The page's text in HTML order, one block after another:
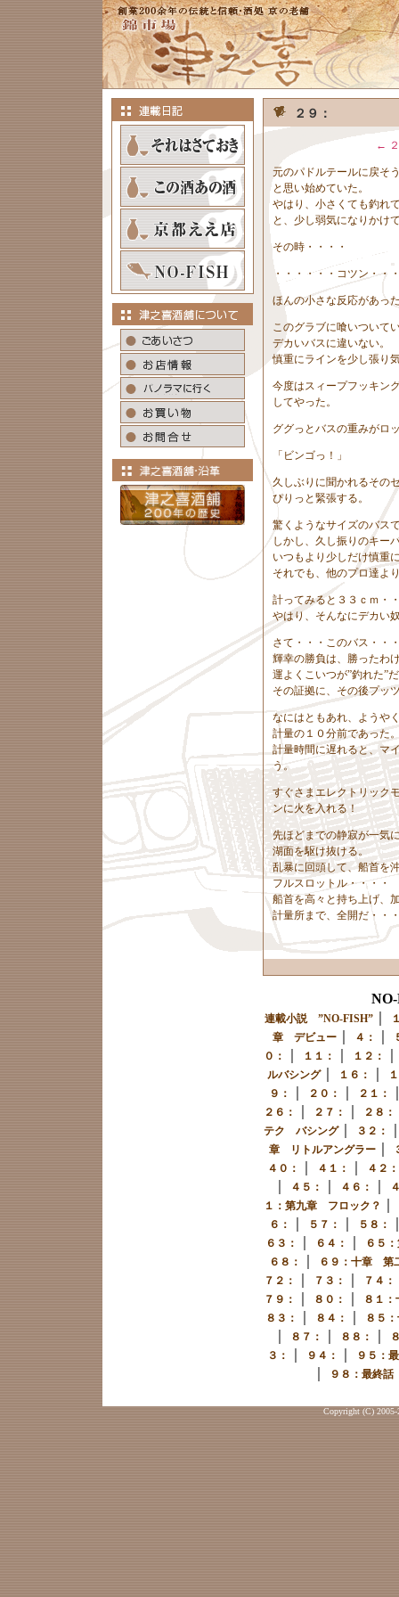
２９：
←
元のパドルテールに戻そ
と思い始めていた。
やはり、小さくても釣れ
と、少し弱気になりかけ
その時・・・・
・・・・・・コツン・・
ほんの小さな反応があっ
このグラブに喰いついて
デカいバスに違いない。
慎重にラインを少し張り
今度はスィープフッキン
してやった。
ググっとバスの重みがロ
「ビンゴっ！」
久しぶりに聞かれるその
ぴりっと緊張する。
驚くようなサイズのバス
しかし、久し振りのキー
いつもより少しだけ慎重
それでも、他のプロ達よ
計ってみると３３ｃｍ・
やはり、そんなにデカい
さて・・・このバス・・
輝幸の勝負は、勝ったわ
運よくこいつが”釣れた”
その証拠に、その後プッ
なにはともあれ、ようや
計量の１０分前であった
計量時間に遅れると、マ
う。
すぐさまエレクトリック
ンに火を入れる！
先ほどまでの静寂が一気
湖面を駆け抜ける。
乱暴に回頭して、船首を
フルスロットル・・・・
船首を高々と持ち上げ、
計量所まで、全開だ・・
連載小説 ”NO-FISH”
章 デビュー
４：
０：
１１： １２：
ルバシング｜ １６：
９：
２０： ２１：
２６： ２７： ２８：
テク バシング｜ ３２：
章 リトルアングラー
４０：
４１： ４２：
４５： ４６：
１：第九章 フロック？
６： ５７： ５８：
６３： ６４：
６５
６８：
６９：十章 第
７２：
７３： ７４：
７９： ８０：
８１
８３：
８４： ８５
８７： ８８：
３：
９４： ９５：
９８：最終話
Copyright (C) 2005-